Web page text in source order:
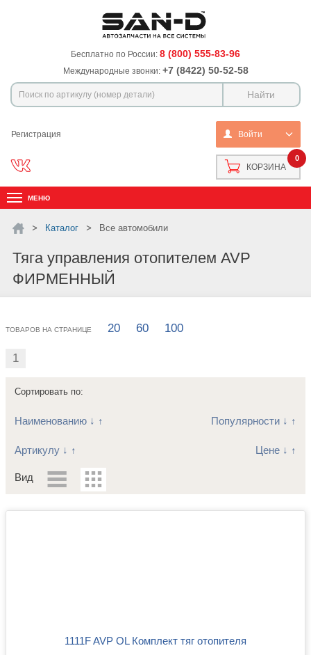
Бесплатно по России: 8 (800) 555-83-96
Международные звонки: +7 (8422) 50-52-58
Регистрация Войти
0
КОРЗИНА
МЕНЮ
Каталог Все автомобили
Тяга управления отопителем AVP
ФИРМЕННЫЙ
ТОВАРОВ НА СТРАНИЦЕ 20 60 100
1
Сортировать по:
Наименованию ↓ ↑ Популярности ↓ ↑
Артикулу ↓ ↑ Цене ↓ ↑
Вид
1111F AVP OL Комплект тяг отопителя